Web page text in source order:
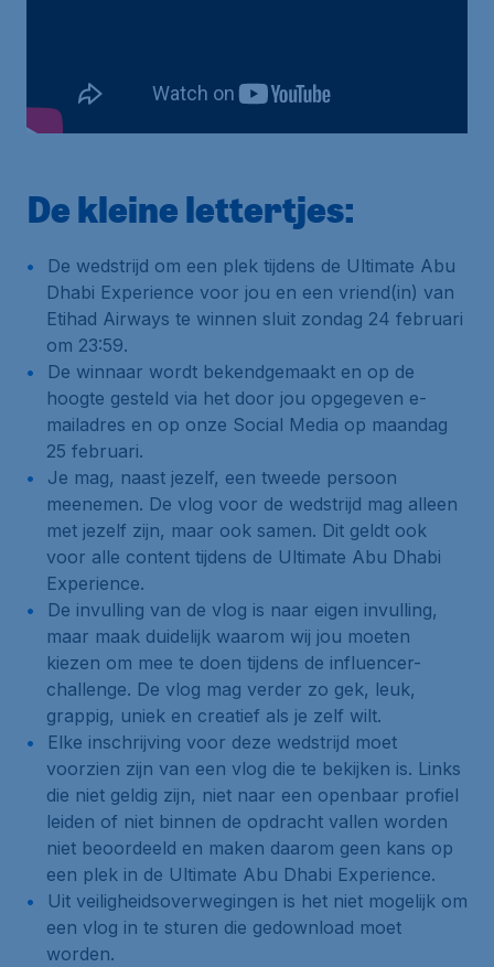
De kleine lettertjes:
De wedstrijd om een plek tijdens de Ultimate Abu
Dhabi Experience voor jou en een vriend(in) van
Etihad Airways te winnen sluit zondag 24 februari
om 23:59.
De winnaar wordt bekendgemaakt en op de
hoogte gesteld via het door jou opgegeven e-
mailadres en op onze Social Media op maandag
25 februari.
Je mag, naast jezelf, een tweede persoon
meenemen. De vlog voor de wedstrijd mag alleen
met jezelf zijn, maar ook samen. Dit geldt ook
voor alle content tijdens de Ultimate Abu Dhabi
Experience.
De invulling van de vlog is naar eigen invulling,
maar maak duidelijk waarom wij jou moeten
kiezen om mee te doen tijdens de influencer-
challenge. De vlog mag verder zo gek, leuk,
grappig, uniek en creatief als je zelf wilt.
Elke inschrijving voor deze wedstrijd moet
voorzien zijn van een vlog die te bekijken is. Links
die niet geldig zijn, niet naar een openbaar profiel
leiden of niet binnen de opdracht vallen worden
niet beoordeeld en maken daarom geen kans op
een plek in de Ultimate Abu Dhabi Experience.
Uit veiligheidsoverwegingen is het niet mogelijk om
een vlog in te sturen die gedownload moet
worden.